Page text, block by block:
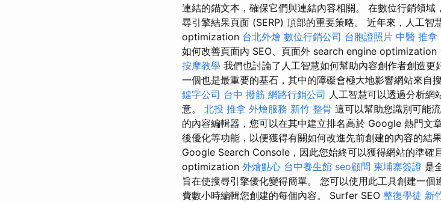
連結的錨文本，確保它們與連結內容相關。 在數位行銷領
尋引擎結果頁面 (SERP) 頂部的重要策略。 近年來，人工
optimization 台北外燴 數位行銷公司 台胞證照片 中醫 推拿
如何改善頁面內 SEO、頁面外 search engine optimization
按摩教學 我們也討論了人工智慧如何幫助內容創作者創造
一個也是最重要的基石，其中的障礙會極大地影響網站來自
鍵字公司 台中 撥筋 網路行銷公司 人工智慧可以透過分析網
意。 北投 推拿 外燴服務 新竹 整骨 這可以幫助您識別可能
的內容編輯器，您可以在其中建立排名高於 Google 熱門文
後優化等功能，以便獲得有關如何改進先前創建的內容的結
Google Search Console，因此您始終可以獲得網站的準
optimization 外燴點心 台中養生館 seo顧問 柬埔寨簽證 是
旨在使搜尋引擎優化變得簡單。 您可以使用此工具創建一
費數小時編輯您創建的每個內容。 Surfer SEO 整復學徒 新